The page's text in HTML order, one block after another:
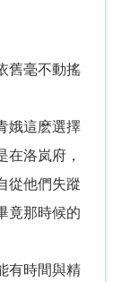
毫不動搖
這麽選擇
在洛岚府，
從他們失蹤
竟那時候的
時間與精